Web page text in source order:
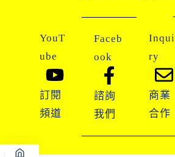
YouT
ube
訂閱
頻道
Faceb
ook
諮詢
我們
Inqui
ry
商業
合作